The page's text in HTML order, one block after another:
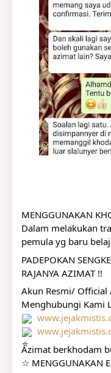
MENGGUNAKAN
Dalam melakukan
pemula yg baru
PADEPOKAN
RAJANYA AZIMAT !!
Akun Resmi/ Official
Menghubungi Kami
Azimat berkhodam
☆ MENGGUNAKAN